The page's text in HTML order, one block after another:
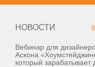
НОВОСТИ
Вебинар для
Аскона
который зарабатывает